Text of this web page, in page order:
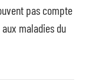
pas compte
maladies du